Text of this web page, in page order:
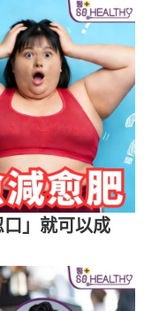
」就可以成